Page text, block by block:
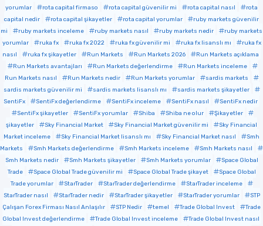
yorumlar
rota capital firmaso rota capital güvenilir mi rota capital nasıl
rota
capital nedir
rota capital şikayetler rota capital yorumlar
ruby markets güvenilir
mi
ruby markets inceleme ruby markets nasıl ruby markets nedir
ruby markets
yorumlar
ruka fx ruka fx 2022 ruka fx güvenilir mi ruka fx lisanslı mı
ruka fx
nasıl
ruka fx şikayetler Run Markets Run Markets 2026
Run Markets açıklama
Run Markets avantajları
Run Markets değerlendirme
Run Markets inceleme
Run Markets nasıl
Run Markets nedir Run Markets yorumlar
sardis markets
sardis markets güvenilir mi
sardis markets lisanslı mı
sardis markets şikayetler
SentiFx
SentiFx değerlendirme SentiFx inceleme SentiFx nasıl
SentiFx nedir
SentiFx şikayetler
SentiFx yorumlar Shiba Shiba ne olur
Şikayetler
şikayetler
Sky Financial Market Sky Financial Market güvenilir mi
Sky Financial
Market inceleme
Sky Financial Market lisanslı mı Sky Financial Market nasıl
Smh
Markets
Smh Markets değerlendirme Smh Markets inceleme
Smh Markets nasıl
Smh Markets nedir
Smh Markets şikayetler Smh Markets yorumlar
Space Global
Trade
Space Global Trade güvenilir mi Space Global Trade şikayet
Space Global
Trade yorumlar
StarTrader StarTrader değerlendirme
StarTrader inceleme
StarTrader nasıl
StarTrader nedir StarTrader şikayetler StarTrader yorumlar
STP
Çalışan Forex Firması Nasıl Anlaşılır
STP Nedir temel Trade Global Invest
Trade
Global Invest değerlendirme
Trade Global Invest inceleme
Trade Global Invest nasıl